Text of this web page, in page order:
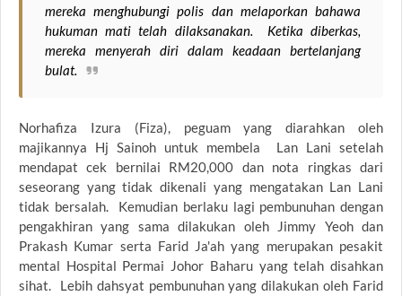
mereka menghubungi polis dan melaporkan bahawa
hukuman mati telah dilaksanakan. Ketika diberkas,
mereka menyerah diri dalam keadaan bertelanjang
bulat.
Norhafiza Izura (Fiza), peguam yang diarahkan oleh
majikannya Hj Sainoh untuk membela Lan Lani setelah
mendapat cek bernilai RM20,000 dan nota ringkas dari
seseorang yang tidak dikenali yang mengatakan Lan Lani
tidak bersalah. Kemudian berlaku lagi pembunuhan dengan
pengakhiran yang sama dilakukan oleh Jimmy Yeoh dan
Prakash Kumar serta Farid Ja'ah yang merupakan pesakit
mental Hospital Permai Johor Baharu yang telah disahkan
sihat. Lebih dahsyat pembunuhan yang dilakukan oleh Farid